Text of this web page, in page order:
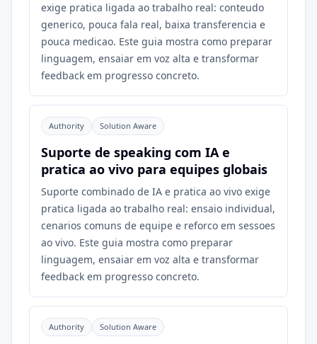
exige pratica ligada ao trabalho real: conteudo
generico, pouca fala real, baixa transferencia e
pouca medicao. Este guia mostra como preparar
linguagem, ensaiar em voz alta e transformar
feedback em progresso concreto.
Authority Solution Aware
Suporte de speaking com IA e
pratica ao vivo para equipes globais
Suporte combinado de IA e pratica ao vivo exige
pratica ligada ao trabalho real: ensaio individual,
cenarios comuns de equipe e reforco em sessoes
ao vivo. Este guia mostra como preparar
linguagem, ensaiar em voz alta e transformar
feedback em progresso concreto.
Authority Solution Aware